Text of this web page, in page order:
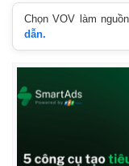
Chọn VOV làm
dẫn.